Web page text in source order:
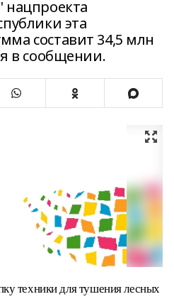
нацпроекта
эта
составит 34,5 млн
в сообщении.
техники для тушения лесных